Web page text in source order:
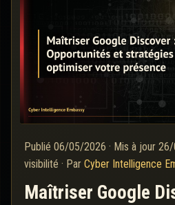
Publié 06/05/2026 · Mis à jour
visibilité · Par Cyber Intelligence
Maîtriser Google